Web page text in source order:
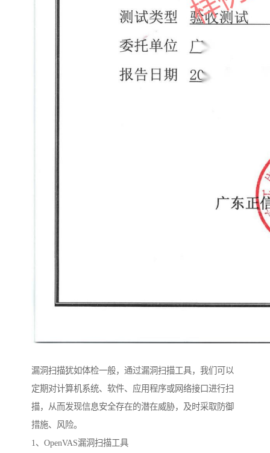
漏洞扫描犹如体检一般，通过漏洞扫描工具，我们可以
定期对计算机系统、软件、应用程序或网络接口进行扫
描，从而发现信息安全存在的潜在威胁，及时采取防御
措施、风险。
1、OpenVAS漏洞扫描工具